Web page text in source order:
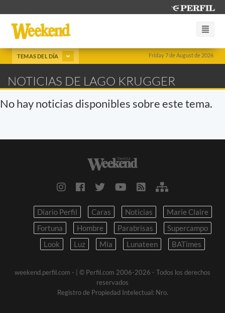
Friday 7 de August de 2026
TEMAS DEL DÍA
NOTICIAS DE LAGO KRUGGER
No hay noticias disponibles sobre este tema.
Diario Perfil Caras Noticias
Marie Claire
Fortuna
Hombre Parabrisas
Supercampo
Look
Luz Mia Lunateen BATimes
weekend.perfil.com -
| © Perfil.com 2006-2026 - Todos los derechos
reservados
Registro de Propiedad Intelectual: Nro.